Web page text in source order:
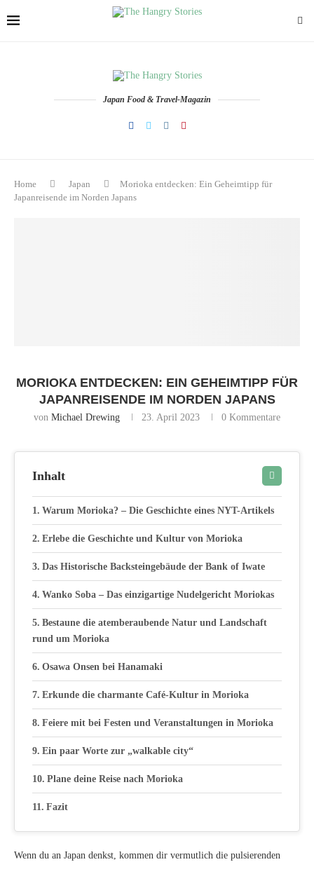
Japan Food & Travel-Magazin
Home Japan
Morioka entdecken: Ein Geheimtipp für
Japanreisende im Norden Japans
MORIOKA ENTDECKEN: EIN GEHEIMTIPP FÜR
JAPANREISENDE IM NORDEN JAPANS
von Michael Drewing 23. April 2023 0 Kommentare
Inhalt
Warum Morioka? – Die Geschichte eines NYT-Artikels
Erlebe die Geschichte und Kultur von Morioka
Das Historische Backsteingebäude der Bank of Iwate
Wanko Soba – Das einzigartige Nudelgericht Moriokas
Bestaune die atemberaubende Natur und Landschaft
rund um Morioka
Osawa Onsen bei Hanamaki
Erkunde die charmante Café-Kultur in Morioka
Feiere mit bei Festen und Veranstaltungen in Morioka
Ein paar Worte zur „walkable city“
Plane deine Reise nach Morioka
Fazit
Wenn du an Japan denkst, kommen dir vermutlich die pulsierenden